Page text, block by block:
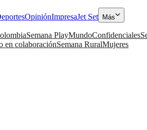
OpiniónImpresaJet Set Más
Semana PlayMundoConfidenciales
en colaboraciónSemana RuralMujeres